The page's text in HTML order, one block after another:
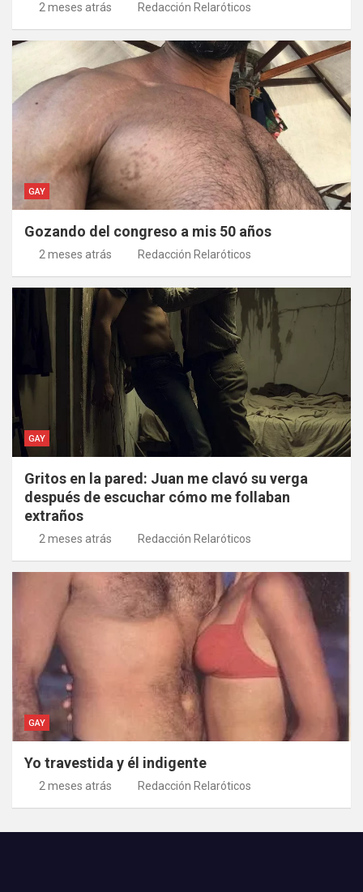
2 meses atrás Redacción Relaróticos
GAY
Gozando del congreso a mis 50 años
2 meses atrás Redacción Relaróticos
GAY
Gritos en la pared: Juan me clavó su verga
después de escuchar cómo me follaban
extraños
2 meses atrás Redacción Relaróticos
GAY
Yo travestida y él indigente
2 meses atrás Redacción Relaróticos